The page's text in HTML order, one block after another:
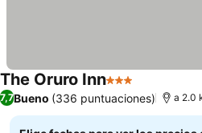
The Oruro Inn3 EstrellasVer precios
7,7Bueno (336 puntuaciones) a 2.0